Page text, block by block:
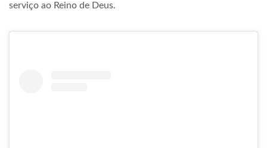
serviço ao Reino de Deus.